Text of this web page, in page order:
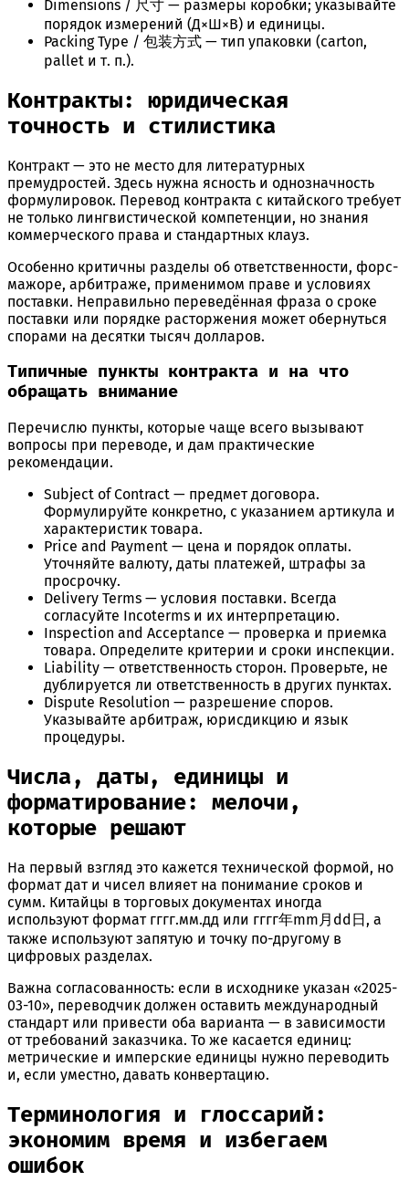
Dimensions / 尺寸 — размеры коробки; указывайте
порядок измерений (Д×Ш×В) и единицы.
Packing Type / 包装方式 — тип упаковки (carton,
pallet и т. п.).
Контракты: юридическая
точность и стилистика
Контракт — это не место для литературных
премудростей. Здесь нужна ясность и однозначность
формулировок. Перевод контракта с китайского требует
не только лингвистической компетенции, но знания
коммерческого права и стандартных клауз.
Особенно критичны разделы об ответственности, форс-
мажоре, арбитраже, применимом праве и условиях
поставки. Неправильно переведённая фраза о сроке
поставки или порядке расторжения может обернуться
спорами на десятки тысяч долларов.
Типичные пункты контракта и на что
обращать внимание
Перечислю пункты, которые чаще всего вызывают
вопросы при переводе, и дам практические
рекомендации.
Subject of Contract — предмет договора.
Формулируйте конкретно, с указанием артикула и
характеристик товара.
Price and Payment — цена и порядок оплаты.
Уточняйте валюту, даты платежей, штрафы за
просрочку.
Delivery Terms — условия поставки. Всегда
согласуйте Incoterms и их интерпретацию.
Inspection and Acceptance — проверка и приемка
товара. Определите критерии и сроки инспекции.
Liability — ответственность сторон. Проверьте, не
дублируется ли ответственность в других пунктах.
Dispute Resolution — разрешение споров.
Указывайте арбитраж, юрисдикцию и язык
процедуры.
Числа, даты, единицы и
форматирование: мелочи,
которые решают
На первый взгляд это кажется технической формой, но
формат дат и чисел влияет на понимание сроков и
сумм. Китайцы в торговых документах иногда
используют формат гггг.мм.дд или гггг年mm月dd日, а
также используют запятую и точку по-другому в
цифровых разделах.
Важна согласованность: если в исходнике указан «2025-
03-10», переводчик должен оставить международный
стандарт или привести оба варианта — в зависимости
от требований заказчика. То же касается единиц:
метрические и имперские единицы нужно переводить
и, если уместно, давать конвертацию.
Терминология и глоссарий:
экономим время и избегаем
ошибок